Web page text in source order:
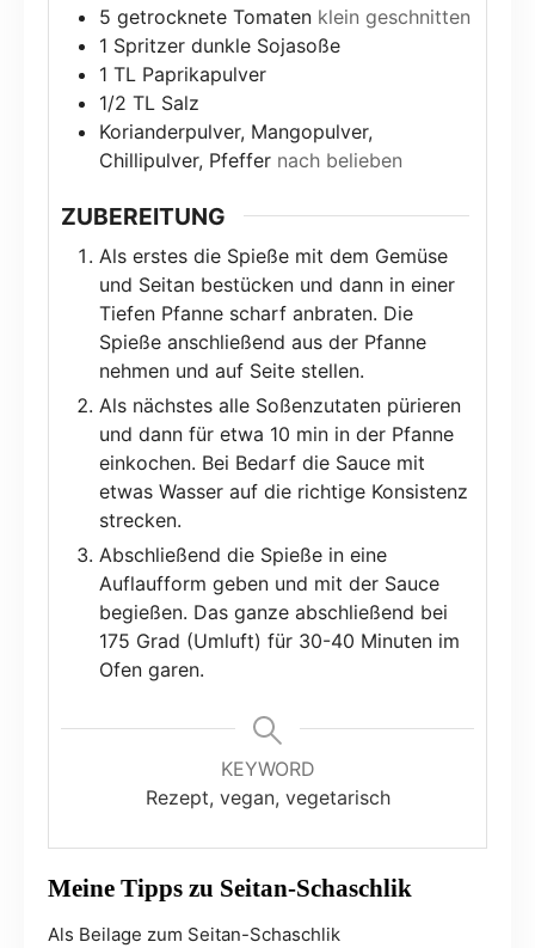
5 getrocknete Tomaten klein geschnitten
1 Spritzer dunkle Sojasoße
1 TL Paprikapulver
1/2 TL Salz
Korianderpulver, Mangopulver,
Chillipulver, Pfeffer nach belieben
ZUBEREITUNG
Als erstes die Spieße mit dem Gemüse
und Seitan bestücken und dann in einer
Tiefen Pfanne scharf anbraten. Die
Spieße anschließend aus der Pfanne
nehmen und auf Seite stellen.
Als nächstes alle Soßenzutaten pürieren
und dann für etwa 10 min in der Pfanne
einkochen. Bei Bedarf die Sauce mit
etwas Wasser auf die richtige Konsistenz
strecken.
Abschließend die Spieße in eine
Auflaufform geben und mit der Sauce
begießen. Das ganze abschließend bei
175 Grad (Umluft) für 30-40 Minuten im
Ofen garen.
KEYWORD
Rezept, vegan, vegetarisch
Meine Tipps zu Seitan-Schaschlik
Als Beilage zum Seitan-Schaschlik